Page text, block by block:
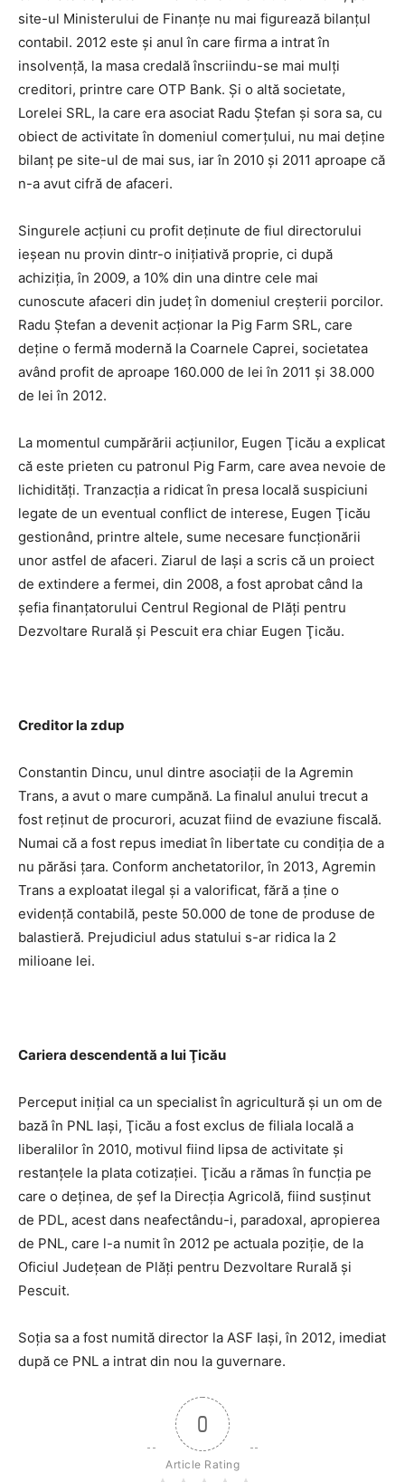
site-ul Ministerului de Finanţe nu mai figurează bilanţul
contabil. 2012 este şi anul în care firma a intrat în
insolvenţă, la masa credală înscriindu-se mai mulţi
creditori, printre care OTP Bank. Şi o altă societate,
Lorelei SRL, la care era asociat Radu Ştefan şi sora sa, cu
obiect de activitate în domeniul comerţului, nu mai deţine
bilanţ pe site-ul de mai sus, iar în 2010 şi 2011 aproape că
n-a avut cifră de afaceri.
Singurele acţiuni cu profit deţinute de fiul directorului
ieşean nu provin dintr-o iniţiativă proprie, ci după
achiziţia, în 2009, a 10% din una dintre cele mai
cunoscute afaceri din judeţ în domeniul creşterii porcilor.
Radu Ştefan a devenit acţionar la Pig Farm SRL, care
deţine o fermă modernă la Coarnele Caprei, societatea
având profit de aproape 160.000 de lei în 2011 şi 38.000
de lei în 2012.
La momentul cumpărării acţiunilor, Eugen Ţicău a explicat
că este prieten cu patronul Pig Farm, care avea nevoie de
lichidităţi. Tranzacţia a ridicat în presa locală suspiciuni
legate de un eventual conflict de interese, Eugen Ţicău
gestionând, printre altele, sume necesare funcţionării
unor astfel de afaceri. Ziarul de Iaşi a scris că un proiect
de extindere a fermei, din 2008, a fost aprobat când la
şefia finanţatorului Centrul Regional de Plăţi pentru
Dezvoltare Rurală şi Pescuit era chiar Eugen Ţicău.
Creditor la zdup
Constantin Dincu, unul dintre asociaţii de la Agremin
Trans, a avut o mare cumpănă. La finalul anului trecut a
fost reţinut de procurori, acuzat fiind de evaziune fiscală.
Numai că a fost repus imediat în libertate cu condiţia de a
nu părăsi ţara. Conform anchetatorilor, în 2013, Agremin
Trans a exploatat ilegal şi a valorificat, fără a ţine o
evidenţă contabilă, peste 50.000 de tone de produse de
balastieră. Prejudiciul adus statului s-ar ridica la 2
milioane lei.
Cariera descendentă a lui Ţicău
Perceput iniţial ca un specialist în agricultură şi un om de
bază în PNL Iaşi, Ţicău a fost exclus de filiala locală a
liberalilor în 2010, motivul fiind lipsa de activitate şi
restanţele la plata cotizaţiei. Ţicău a rămas în funcţia pe
care o deţinea, de şef la Direcţia Agricolă, fiind susţinut
de PDL, acest dans neafectându-i, paradoxal, apropierea
de PNL, care l-a numit în 2012 pe actuala poziţie, de la
Oficiul Judeţean de Plăţi pentru Dezvoltare Rurală şi
Pescuit.
Soţia sa a fost numită director la ASF Iaşi, în 2012, imediat
după ce PNL a intrat din nou la guvernare.
0
Article Rating